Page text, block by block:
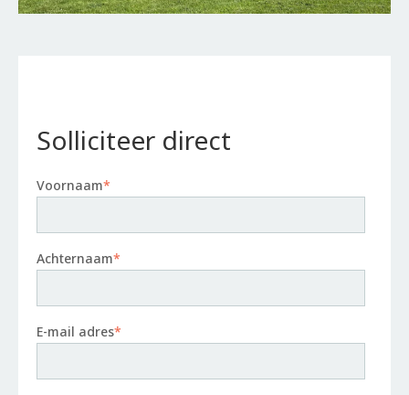
Solliciteer direct
Voornaam*
Achternaam*
E-mail adres*